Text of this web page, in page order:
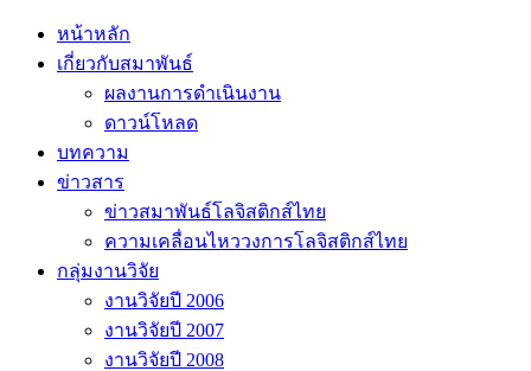
หน้าหลัก
เกี่ยวกับสมาพันธ์
ผลงานการดำเนินงาน
ดาวน์โหลด
บทความ
ข่าวสาร
ข่าวสมาพันธ์โลจิสติกส์ไทย
ความเคลื่อนไหววงการโลจิสติกส์ไทย
กลุ่มงานวิจัย
งานวิจัยปี 2006
งานวิจัยปี 2007
งานวิจัยปี 2008